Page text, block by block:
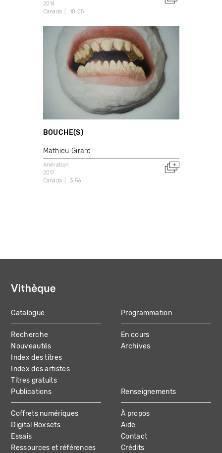
2014
Canada
10:05
BOUCHE(S)
Mathieu Girard
Animation
2017
Canada
3:56
MAIN
NAVIGATION
Catalogue
Recherche
Nouveautés
Index des titres
Index des artistes
Titres gratuits
Programmation
En cours
Archives
Publications
Coffrets numériques
Digital Boxsets
Essais
Ressources et références
Renseignements
À propos
Aide
Contact
Crédits